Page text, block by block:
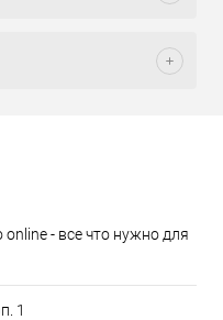
- все что нужно для
1